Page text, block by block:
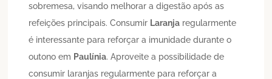
sobremesa, visando melhorar a digestão após as
refeições principais. Consumir Laranja regularmente
é interessante para reforçar a imunidade durante o
outono em Paulínia. Aproveite a possibilidade de
consumir laranjas regularmente para reforçar a